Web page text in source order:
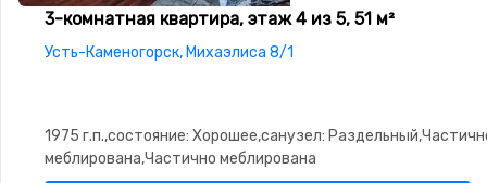
3-комнатная квартира, этаж 4 из 5, 51 м²
Усть-Каменогорск, Михаэлиса 8/1
1975 г.п.,состояние: Хорошее,санузел:
меблирована,Частично меблирована